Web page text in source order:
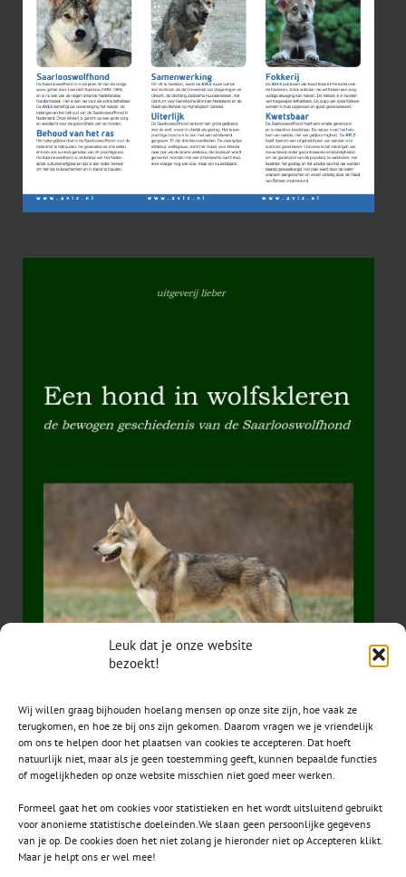
Leuk dat je onze website
bezoekt!
Wij willen graag bijhouden hoelang mensen op onze site zijn, hoe vaak ze
terugkomen, en hoe ze bij ons zijn gekomen. Daarom vragen we je vriendelijk
om ons te helpen door het plaatsen van cookies te accepteren. Dat hoeft
natuurlijk niet, maar als je geen toestemming geeft, kunnen bepaalde functies
of mogelijkheden op onze website misschien niet goed meer werken.
Formeel gaat het om cookies voor statistieken en het wordt uitsluitend gebruikt
voor anonieme statistische doeleinden.We slaan geen persoonlijke gegevens
van je op. De cookies doen het niet zolang je hieronder niet op Accepteren klikt.
Maar je helpt ons er wel mee!
CONTACT